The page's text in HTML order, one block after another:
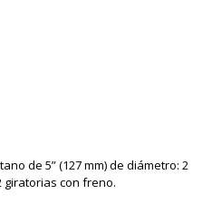
de 5” (127 mm) de diámetro: 2
giratorias con freno.